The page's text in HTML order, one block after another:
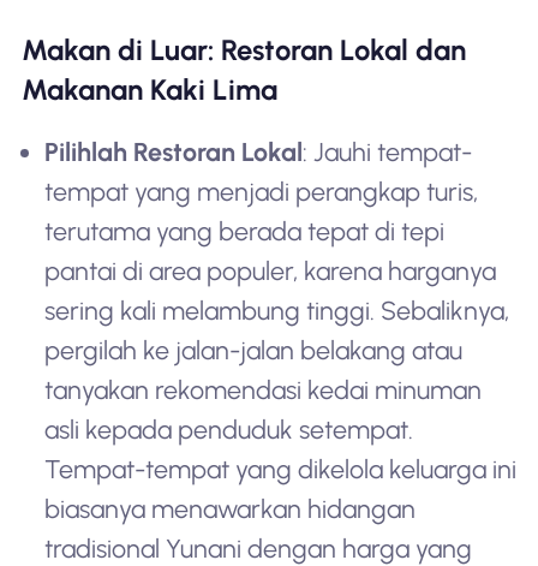
Makan di Luar: Restoran Lokal dan
Makanan Kaki Lima
Pilihlah Restoran Lokal : Jauhi tempat-
tempat yang menjadi perangkap turis,
terutama yang berada tepat di tepi
pantai di area populer, karena harganya
sering kali melambung tinggi. Sebaliknya,
pergilah ke jalan-jalan belakang atau
tanyakan rekomendasi kedai minuman
asli kepada penduduk setempat.
Tempat-tempat yang dikelola keluarga ini
biasanya menawarkan hidangan
tradisional Yunani dengan harga yang